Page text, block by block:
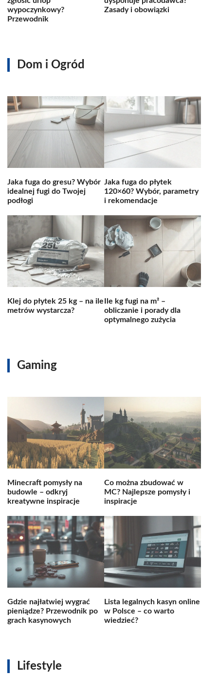
wypoczynkowy?
Przewodnik
Zasady i obowiązki
Dom i Ogród
Jaka fuga do gresu? Wybór
idealnej fugi do Twojej
podłogi
Jaka fuga do płytek
120×60? Wybór, parametry
i rekomendacje
Klej do płytek 25 kg – na ile
metrów wystarcza?
Ile kg fugi na m² –
obliczanie i porady dla
optymalnego zużycia
Gaming
Minecraft pomysły na
budowle – odkryj
kreatywne inspiracje
Co można zbudować w
MC? Najlepsze pomysły i
inspiracje
Gdzie najłatwiej wygrać
pieniądze? Przewodnik po
grach kasynowych
Lista legalnych kasyn online
w Polsce – co warto
wiedzieć?
Lifestyle